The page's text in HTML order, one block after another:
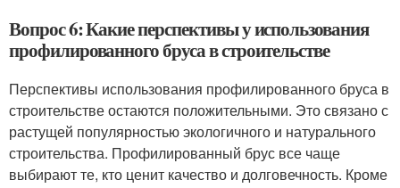
Вопрос 6: Какие перспективы у использования
профилированного бруса в строительстве
Перспективы использования профилированного бруса в
строительстве остаются положительными. Это связано с
растущей популярностью экологичного и натурального
строительства. Профилированный брус все чаще
выбирают те, кто ценит качество и долговечность. Кроме